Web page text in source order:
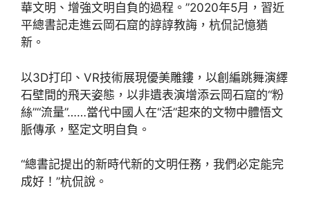
華文明、增強文明自負的過程。”2020年5月，習近
平總書記走進云岡石窟的諄諄教誨，杭侃記憶猶
新。
以3D打印、VR技術展現優美雕鏤，以創編跳舞演繹
石壁間的飛天姿態，以非遺表演增添云岡石窟的“粉
絲”“流量”……當代中國人在“活”起來的文物中體悟文
脈傳承，堅定文明自負。
“總書記提出的新時代新的文明任務，我們必定能完
成好！”杭侃說。